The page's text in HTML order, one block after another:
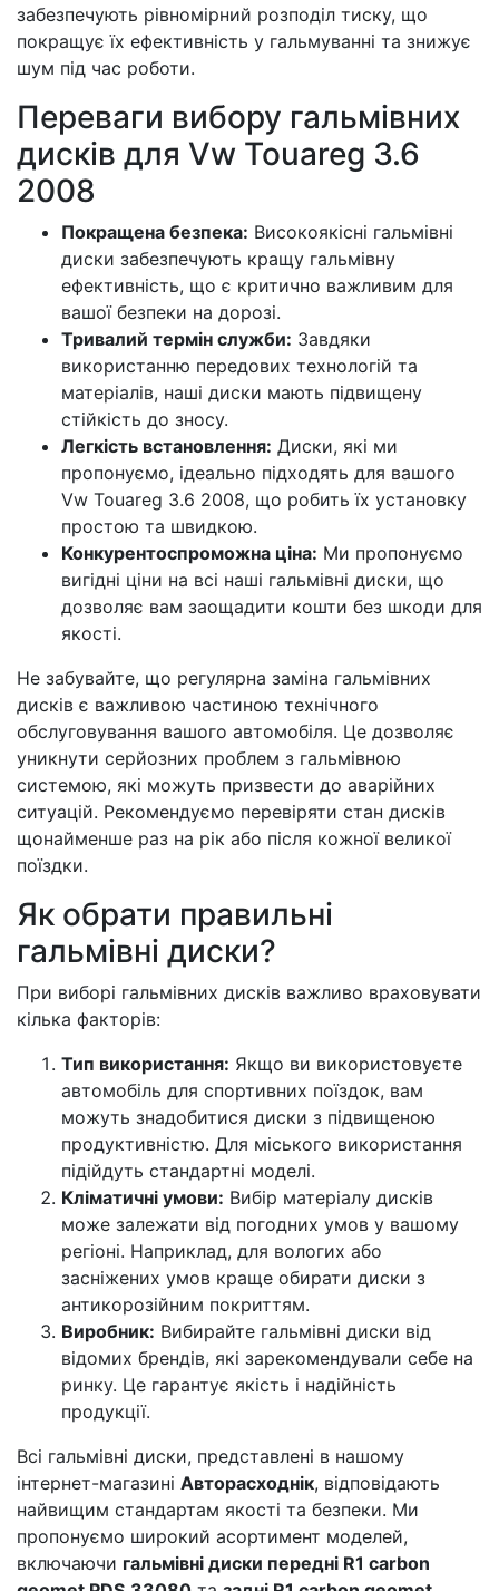
забезпечують рівномірний розподіл тиску, що
покращує їх ефективність у гальмуванні та знижує
шум під час роботи.
Переваги вибору гальмівних
дисків для Vw Touareg 3.6
2008
Покращена безпека: Високоякісні гальмівні
диски забезпечують кращу гальмівну
ефективність, що є критично важливим для
вашої безпеки на дорозі.
Тривалий термін служби: Завдяки
використанню передових технологій та
матеріалів, наші диски мають підвищену
стійкість до зносу.
Легкість встановлення: Диски, які ми
пропонуємо, ідеально підходять для вашого
Vw Touareg 3.6 2008, що робить їх установку
простою та швидкою.
Конкурентоспроможна ціна: Ми пропонуємо
вигідні ціни на всі наші гальмівні диски, що
дозволяє вам заощадити кошти без шкоди для
якості.
Не забувайте, що регулярна заміна гальмівних
дисків є важливою частиною технічного
обслуговування вашого автомобіля. Це дозволяє
уникнути серйозних проблем з гальмівною
системою, які можуть призвести до аварійних
ситуацій. Рекомендуємо перевіряти стан дисків
щонайменше раз на рік або після кожної великої
поїздки.
Як обрати правильні
гальмівні диски?
При виборі гальмівних дисків важливо враховувати
кілька факторів:
Тип використання: Якщо ви використовуєте
автомобіль для спортивних поїздок, вам
можуть знадобитися диски з підвищеною
продуктивністю. Для міського використання
підійдуть стандартні моделі.
Кліматичні умови: Вибір матеріалу дисків
може залежати від погодних умов у вашому
регіоні. Наприклад, для вологих або
засніжених умов краще обирати диски з
антикорозійним покриттям.
Виробник: Вибирайте гальмівні диски від
відомих брендів, які зарекомендували себе на
ринку. Це гарантує якість і надійність
продукції.
Всі гальмівні диски, представлені в нашому
інтернет-магазині Авторасходнік, відповідають
найвищим стандартам якості та безпеки. Ми
пропонуємо широкий асортимент моделей,
включаючи гальмівні диски передні R1 carbon